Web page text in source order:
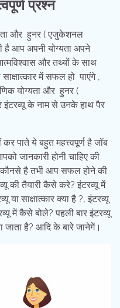
प्रश्न
और हुनर ( एजुकेशनल
आप अपनी योग्यता अपने
और तथ्यों के साथ
में सफल हो पाएंगे ,
योग्यता और हुनर (
इंटरव्यू के नाम से उनके हाथ पैर
पाते ये बहुत महत्त्वपूर्ण है जॉब
जानकारी होनी चाहिए की
कौनसे है तभी आप सफल होने की
की तैयारी कैसे करे? इंटरव्यू में
या साक्षात्कार क्या है ?, इंटरव्यू
में कैसे बोले? पहली बार इंटरव्यू
है? आदि के बारे जानेगें।